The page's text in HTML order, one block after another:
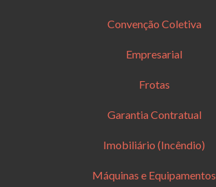
Convenção Coletiva
Empresarial
Frotas
Garantia Contratual
Imobiliário (Incêndio)
Máquinas e Equipamentos